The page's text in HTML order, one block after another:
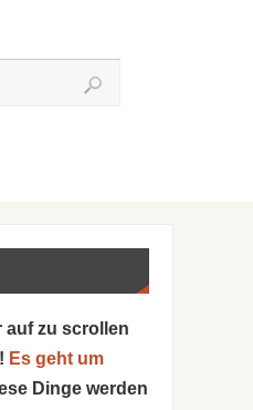
auf zu scrollen
Es geht um
Dinge werden